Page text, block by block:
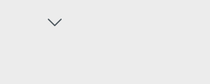
surfaktan dan alkohol khusus tidak
secara signifikan terhadap pembersihan